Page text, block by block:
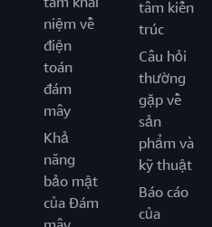
niệm về
điện
toán
đám
mây
Khả
năng
bảo mật
của Đám
tâm kiến
trúc
Câu hỏi
thường
gặp về
sản
phẩm và
kỹ thuật
Báo cáo
của